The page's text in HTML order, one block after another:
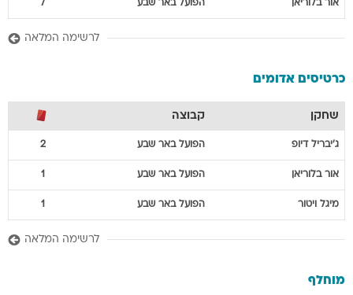
אור בלוריאן הפועל באר שבע 7
לרשימה המלאה
כרטיסים אדומים
שחקן קבוצה
ג'יבריל דיופ הפועל באר שבע 2
אור בלוריאן הפועל באר שבע 1
מיגל ויטור הפועל באר שבע 1
לרשימה המלאה
מוחלף